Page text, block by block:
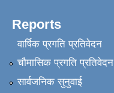
Reports
वार्षिक प्रगति प्रतिवेदन
चौमासिक प्रगति प्रतिवेदन
सार्वजनिक सुनुवाई